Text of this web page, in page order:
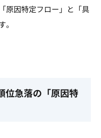
再発防止策
原因特定フロー」と「具
位急落の「原因特